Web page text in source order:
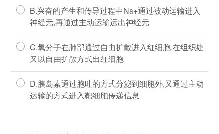
B.兴奋的产生和传导过程中Na+通过被动运输进入
神经元,再通过主动运输运出神经元
C.氧分子在肺部通过自由扩散进入红细胞,在组织处
又以自由扩散方式出红细胞
D.胰岛素通过胞吐的方式分泌到细胞外,又通过主动
运输的方式进入靶细胞传递信息